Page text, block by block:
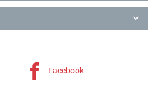
Facebook